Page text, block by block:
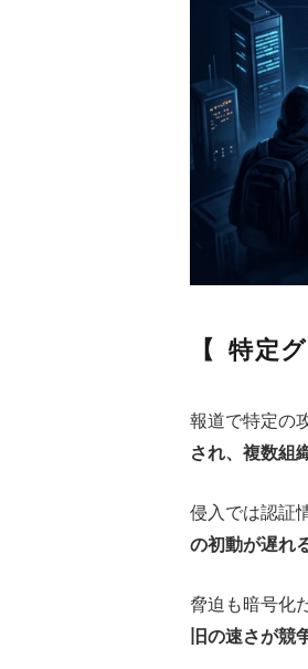
特定
報道で特定の
され、複数組
侵入では認証
の初動が遅れ
脅迫も暗号化
旧の速さが競